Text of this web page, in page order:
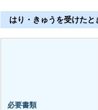
はり・きゅうを受けたと
必要書類